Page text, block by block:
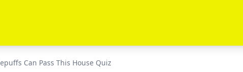
Can Pass This House Quiz